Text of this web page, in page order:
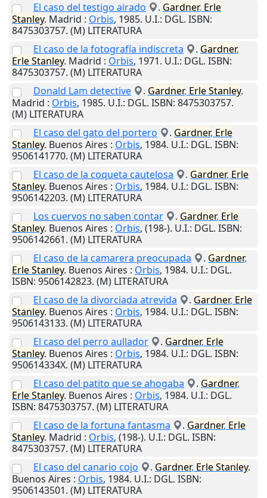
El caso del testigo airado
. Gardner, Erle
Stanley. Madrid : Orbis, 1985. U.I.: DGL. ISBN:
8475303757. (M) LITERATURA
El caso de la fotografía indiscreta
. Gardner,
ErleStanley. Madrid : Orbis, 1971. U.I.: DGL. ISBN:
8475303757. (M) LITERATURA
Donald Lam detective
. Gardner, ErleStanley.
Madrid : Orbis, 1985. U.I.: DGL. ISBN: 8475303757.
(M) LITERATURA
El caso del gato del portero
. Gardner, Erle
Stanley. Buenos Aires : Orbis, 1984. U.I.: DGL. ISBN:
9506141770. (M) LITERATURA
El caso de la coqueta cautelosa
. Gardner, Erle
Stanley. Buenos Aires : Orbis, 1984. U.I.: DGL. ISBN:
9506142203. (M) LITERATURA
Los cuervos no saben contar
. Gardner, Erle
Stanley. Buenos Aires : Orbis, (198-). U.I.: DGL. ISBN:
9506142661. (M) LITERATURA
El caso de la camarera preocupada
. Gardner,
ErleStanley. Buenos Aires : Orbis, 1984. U.I.: DGL.
ISBN: 9506142823. (M) LITERATURA
El caso de la divorciada atrevida
. Gardner, Erle
Stanley. Buenos Aires : Orbis, 1984. U.I.: DGL. ISBN:
9506143133. (M) LITERATURA
El caso del perro aullador
. Gardner, Erle
Stanley. Buenos Aires : Orbis, 1984. U.I.: DGL. ISBN:
950614334X. (M) LITERATURA
El caso del patito que se ahogaba
. Gardner,
ErleStanley. Buenos Aires : Orbis, 1984. U.I.: DGL.
ISBN: 8475303757. (M) LITERATURA
El caso de la fortuna fantasma
. Gardner, Erle
Stanley. Madrid : Orbis, (198-). U.I.: DGL. ISBN:
8475303757. (M) LITERATURA
El caso del canario cojo
. Gardner, ErleStanley.
Buenos Aires : Orbis, 1984. U.I.: DGL. ISBN:
9506143501. (M) LITERATURA